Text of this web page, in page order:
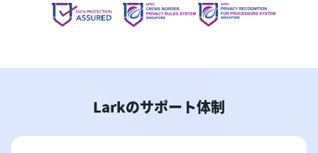
Larkのサポート体制